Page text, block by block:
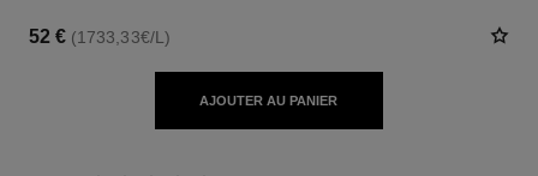
52 € (1733,33€/L)
AJOUTER AU PANIER